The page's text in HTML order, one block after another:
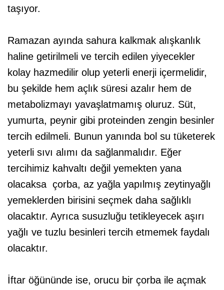
taşıyor.
Ramazan ayında sahura kalkmak alışkanlık
haline getirilmeli ve tercih edilen yiyecekler
kolay hazmedilir olup yeterli enerji içermelidir,
bu şekilde hem açlık süresi azalır hem de
metabolizmayı yavaşlatmamış oluruz. Süt,
yumurta, peynir gibi proteinden zengin besinler
tercih edilmeli. Bunun yanında bol su tüketerek
yeterli sıvı alımı da sağlanmalıdır. Eğer
tercihimiz kahvaltı değil yemekten yana
olacaksa çorba, az yağla yapılmış zeytinyağlı
yemeklerden birisini seçmek daha sağlıklı
olacaktır. Ayrıca susuzluğu tetikleyecek aşırı
yağlı ve tuzlu besinleri tercih etmemek faydalı
olacaktır.
İftar öğününde ise, orucu bir çorba ile açmak